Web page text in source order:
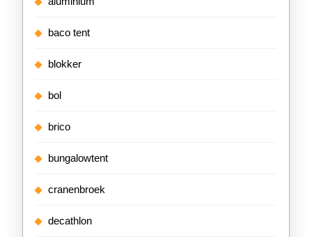
baco tent
blokker
bol
brico
bungalowtent
cranenbroek
decathlon